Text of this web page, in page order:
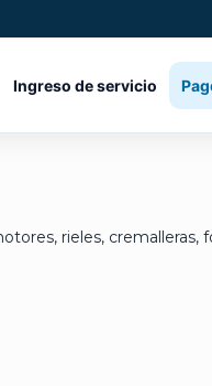
Ingreso de servicio
rieles,